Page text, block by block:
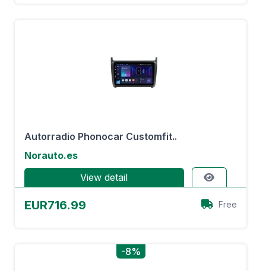
Autorradio Phonocar Customfit..
Norauto.es
View detail
EUR716.99 Free
-8%